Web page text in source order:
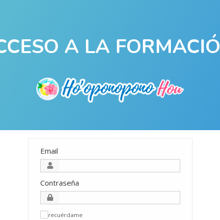
A LA
Email
Contraseña
recuérdame